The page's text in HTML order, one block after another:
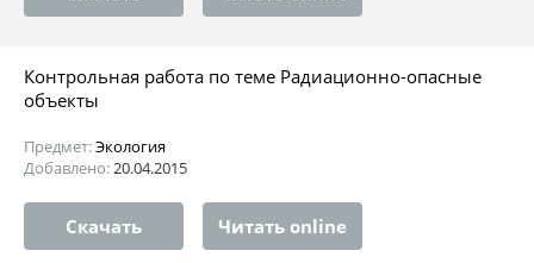
Контрольная работа по теме Радиационно-опасные
объекты
Предмет:Экология
Добавлено:20.04.2015
Скачать Читать online